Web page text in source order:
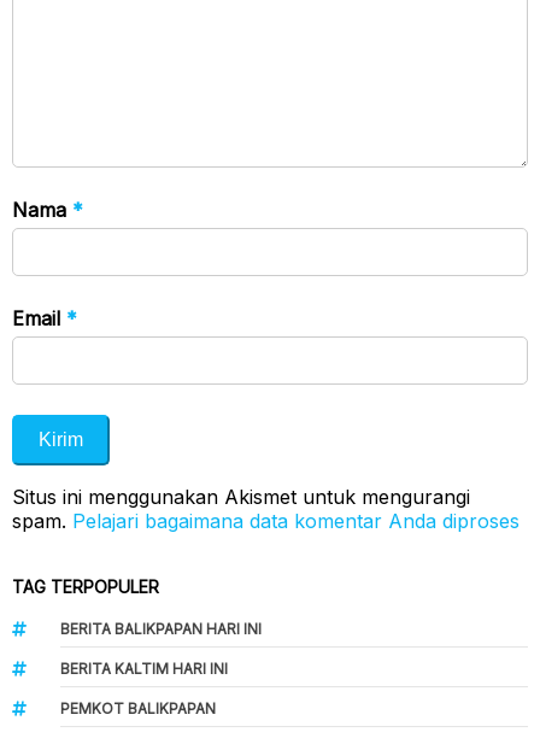
Nama *
Email *
Situs ini menggunakan Akismet untuk mengurangi
spam. Pelajari bagaimana data komentar Anda diproses
TAG TERPOPULER
BERITA BALIKPAPAN HARI INI
BERITA KALTIM HARI INI
PEMKOT BALIKPAPAN